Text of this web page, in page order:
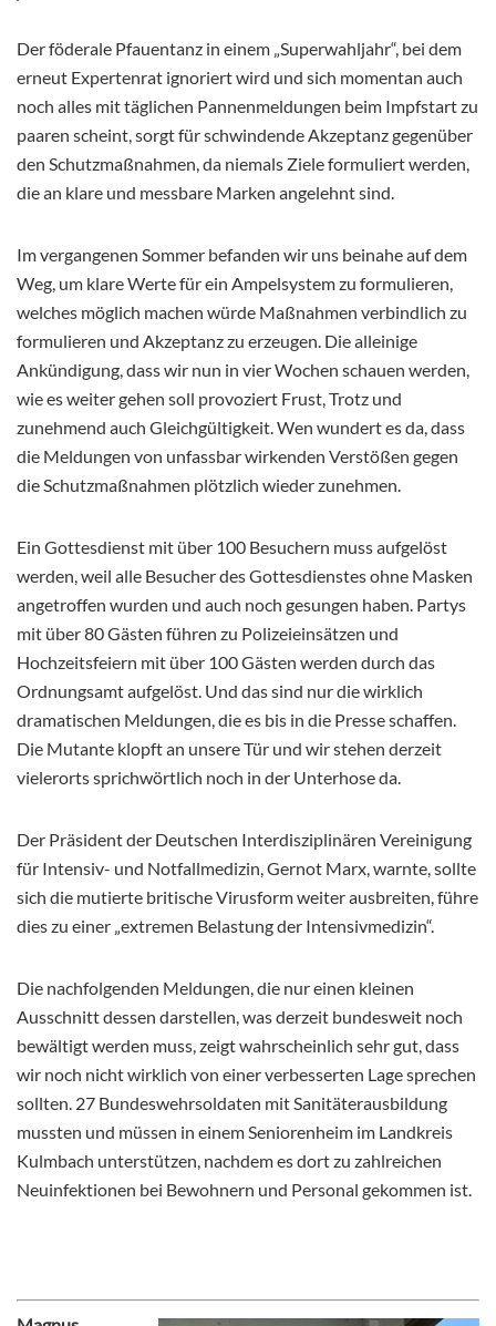
Der föderale Pfauentanz in einem „Superwahljahr“, bei dem
erneut Expertenrat ignoriert wird und sich momentan auch
noch alles mit täglichen Pannenmeldungen beim Impfstart zu
paaren scheint, sorgt für schwindende Akzeptanz gegenüber
den Schutzmaßnahmen, da niemals Ziele formuliert werden,
die an klare und messbare Marken angelehnt sind.
Im vergangenen Sommer befanden wir uns beinahe auf dem
Weg, um klare Werte für ein Ampelsystem zu formulieren,
welches möglich machen würde Maßnahmen verbindlich zu
formulieren und Akzeptanz zu erzeugen. Die alleinige
Ankündigung, dass wir nun in vier Wochen schauen werden,
wie es weiter gehen soll provoziert Frust, Trotz und
zunehmend auch Gleichgültigkeit. Wen wundert es da, dass
die Meldungen von unfassbar wirkenden Verstößen gegen
die Schutzmaßnahmen plötzlich wieder zunehmen.
Ein Gottesdienst mit über 100 Besuchern muss aufgelöst
werden, weil alle Besucher des Gottesdienstes ohne Masken
angetroffen wurden und auch noch gesungen haben. Partys
mit über 80 Gästen führen zu Polizeieinsätzen und
Hochzeitsfeiern mit über 100 Gästen werden durch das
Ordnungsamt aufgelöst. Und das sind nur die wirklich
dramatischen Meldungen, die es bis in die Presse schaffen.
Die Mutante klopft an unsere Tür und wir stehen derzeit
vielerorts sprichwörtlich noch in der Unterhose da.
Der Präsident der Deutschen Interdisziplinären Vereinigung
für Intensiv- und Notfallmedizin, Gernot Marx, warnte, sollte
sich die mutierte britische Virusform weiter ausbreiten, führe
dies zu einer „extremen Belastung der Intensivmedizin“.
Die nachfolgenden Meldungen, die nur einen kleinen
Ausschnitt dessen darstellen, was derzeit bundesweit noch
bewältigt werden muss, zeigt wahrscheinlich sehr gut, dass
wir noch nicht wirklich von einer verbesserten Lage sprechen
sollten. 27 Bundeswehrsoldaten mit Sanitäterausbildung
mussten und müssen in einem Seniorenheim im Landkreis
Kulmbach unterstützen, nachdem es dort zu zahlreichen
Neuinfektionen bei Bewohnern und Personal gekommen ist.